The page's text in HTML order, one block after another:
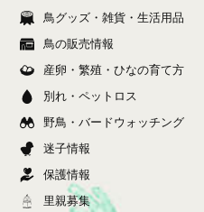
鳥グッズ・雑貨・生活用品
鳥の販売情報
産卵・繁殖・ひなの育て方
別れ・ペットロス
野鳥・バードウォッチング
迷子情報
保護情報
里親募集